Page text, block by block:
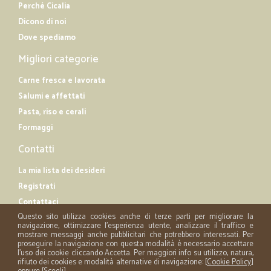
Perché Cicalia
Dicono di noi
Dove spediamo
Migliori categorie
Carne fresca e lavorata
Salumi e affettati
Pasta, riso e cerali
Formaggi
Contatti
La mia lista dei desideri
Registrati
Contattaci
Questo sito utilizza cookies anche di terze parti per migliorare la
navigazione, ottimizzare l'esperienza utente, analizzare il traffico e
mostrare messaggi anche pubblicitari che potrebbero interessati. Per
proseguire la navigazione con questa modalità è necessario accettare
l'uso dei cookie cliccando Accetta. Per maggiori info su utilizzo, natura,
rifiuto dei cookies e modalità alternative di navigazione: [Cookie Policy]